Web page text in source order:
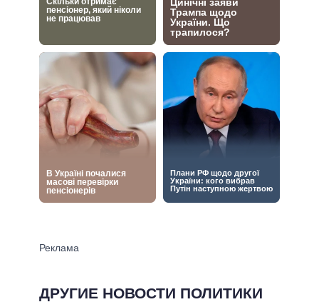
ДРУГИЕ НОВОСТИ ПОЛИТИКИ